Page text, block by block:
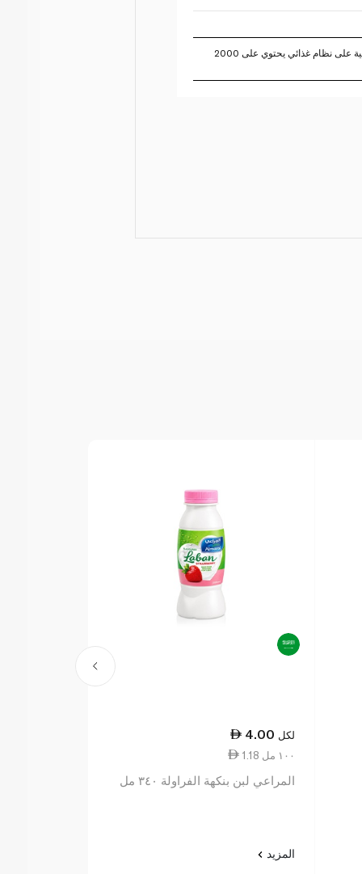
تستند النسبة المئوية للقيم اليومية على نظام غذائي يحتوي على 2000
4.00 لكل
1.18 ١٠٠ مل
المراعي لبن بنكهة الفراولة ٣٤٠ مل
المزيد